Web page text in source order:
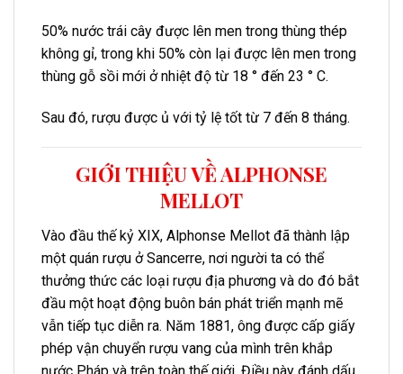
50% nước trái cây được lên men trong thùng thép
không gỉ, trong khi 50% còn lại được lên men trong
thùng gỗ sồi mới ở nhiệt độ từ 18 ° đến 23 ° C.
Sau đó, rượu được ủ với tỷ lệ tốt từ 7 đến 8 tháng.
GIỚI THIỆU VỀ ALPHONSE
MELLOT
Vào đầu thế kỷ XIX, Alphonse Mellot đã thành lập
một quán rượu ở Sancerre, nơi người ta có thể
thưởng thức các loại rượu địa phương và do đó bắt
đầu một hoạt động buôn bán phát triển mạnh mẽ
vẫn tiếp tục diễn ra. Năm 1881, ông được cấp giấy
phép vận chuyển rượu vang của mình trên khắp
nước Pháp và trên toàn thế giới. Điều này đánh dấu